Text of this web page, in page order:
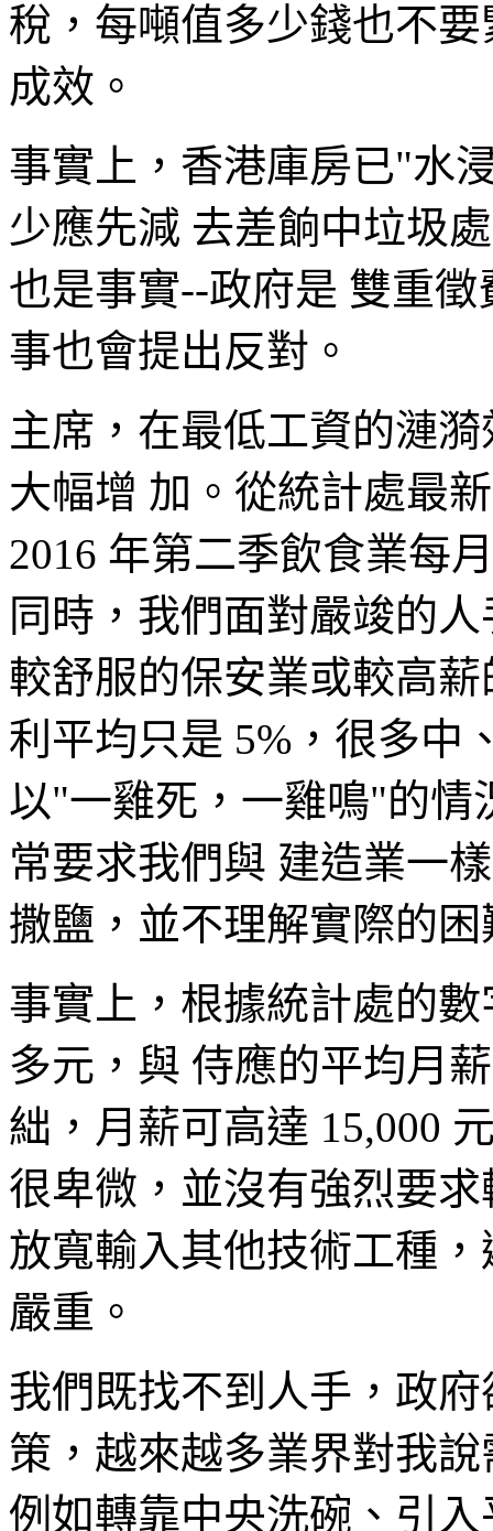
稅，每噸值多少錢也不
成效。
事實上，香港庫房已"水
少應先減 去差餉中垃圾
也是事實--政府是 雙重
事也會提出反對。
主席，在最低工資的漣
大幅增 加。從統計處最
2016 年第二季飲食業每
同時，我們面對嚴竣的
較舒服的保安業或較高
利平均只是 5%，很多中
以"一雞死，一雞鳴"的情
常要求我們與 建造業一
撒鹽，並不理解實際的困
事實上，根據統計處的
多元，與 侍應的平均月
絀，月薪可高達 15,000
很卑微，並沒有強烈要
放寬輸入其他技術工種
嚴重。
我們既找不到人手，政
策，越來越多業界對我
例如轉靠中央洗碗、引